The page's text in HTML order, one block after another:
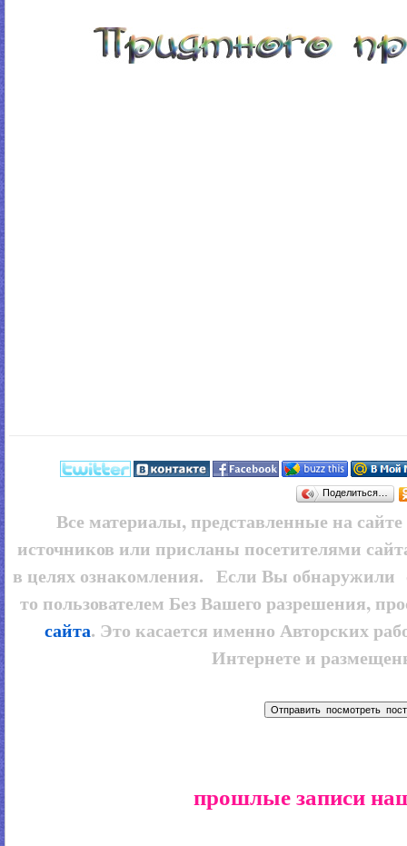
Поделиться…
Все материалы, представленные на сайте
источников или присланы посетителями
в целях ознакомления. Если Вы
то пользователем Без Вашего разрешения,
сайта. Это касается именно Авторских
Интернете и
прошлые записи